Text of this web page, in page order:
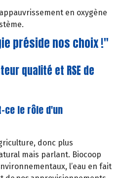
en oxygène
préside nos choix !"
qualité et RSE de
ce le rôle d'un
donc plus
mais parlant. Biocoop
l’eau en fait